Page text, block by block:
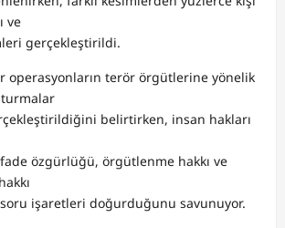
ve
gerçekleştirildi.
operasyonların terör örgütlerine yönelik
belirtirken, insan hakları
özgürlüğü, örgütlenme hakkı ve
soru işaretleri doğurduğunu savunuyor.